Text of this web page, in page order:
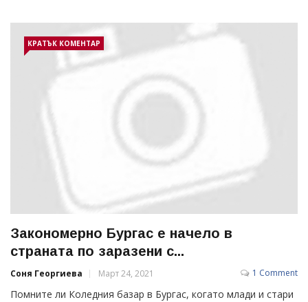
КРАТЪК КОМЕНТАР
Закономерно Бургас е начело в
страната по заразени с...
Соня Георгиева Март 24, 2021 1 Comment
Помните ли Коледния базар в Бургас, когато млади и стари